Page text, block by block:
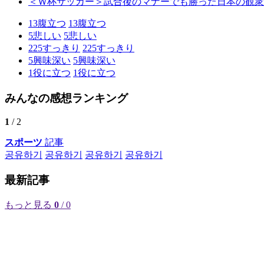
13腹立つ 13腹立つ
5悲しい 5悲しい
225すっきり 225すっきり
5興味深い 5興味深い
1役に立つ 1役に立つ
みんなの感想ランキング
1 / 2
スポーツ 記事
공유하기
공유하기 공유하기 공유하기
最新記事
もっと見る 0 / 0